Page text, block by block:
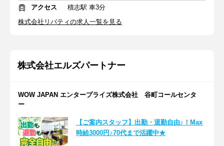
アクセス
積志駅 車3分
株式会社リバティの求人一覧を見る
株式会社エルズパートナー
WOW JAPAN エンタープライズ株式会社 谷町コールセンタ
ー
【ご案内スタッフ】出勤・退勤自由♪！Max
時給3000円♪70代まで活躍中★